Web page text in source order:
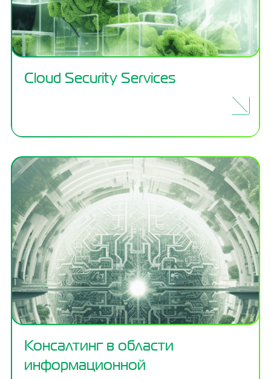
Cloud Security Services
Консалтинг в области
информационной